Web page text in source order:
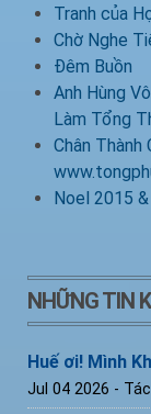
Tranh của
Chờ Nghe
Đêm Buồn
Anh Hùng
Làm Tổng
Chân Thành
Noel 2015
NHỮNG TIN
Huế ơi! Mình
Jul 04 2026 -